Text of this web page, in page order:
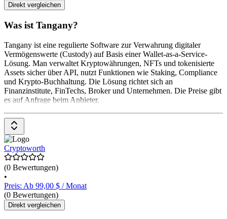
Direkt vergleichen
Was ist Tangany?
Tangany ist eine regulierte Software zur Verwahrung digitaler
Vermögenswerte (Custody) auf Basis einer Wallet-as-a-Service-
Lösung. Man verwaltet Kryptowährungen, NFTs und tokenisierte
Assets sicher über API, nutzt Funktionen wie Staking, Compliance
und Krypto-Buchhaltung. Die Lösung richtet sich an
Finanzinstitute, FinTechs, Broker und Unternehmen. Die Preise gibt
es auf Anfrage beim Anbieter.
Cryptoworth
(0 Bewertungen)
•
Preis: Ab 99,00 $ / Monat
(0 Bewertungen)
Direkt vergleichen